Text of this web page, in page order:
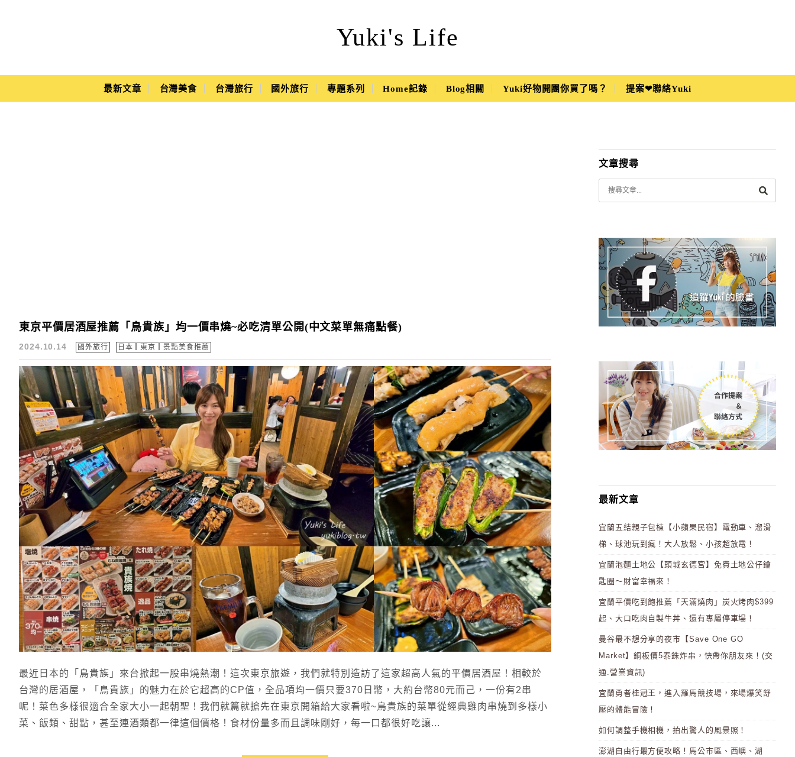
Yuki's Life
Yuki's Life
Main Menu
最新文章 台灣美食 台灣旅行 國外旅行 專題系列 Home記錄 Blog相關 Yuki好物開團你買了嗎？ 提案❤聯絡Yuki
東京平價居酒屋推薦「鳥貴族」均一價串燒~必吃清單公開(中文菜單無痛點餐)
2024.10.14 國外旅行 日本┃東京┃景點美食推薦
最近日本的「鳥貴族」來台掀起一股串燒熱潮！這次東京旅遊，我們就特別造訪了這家超高人氣的平價居酒屋！相較於
台灣的居酒屋，「鳥貴族」的魅力在於它超高的CP值，全品項均一價只要370日幣，大約台幣80元而己，一份有2串
呢！菜色多樣很適合全家大小一起朝聖！我們就篇就搶先在東京開箱給大家看啦~鳥貴族的菜單從經典雞肉串燒到多樣小
菜、飯類、甜點，甚至連酒類都一律這個價格！食材份量多而且調味剛好，每一口都很好吃讓...
文章搜尋
最新文章
宜蘭五結親子包棟【小蘋果民宿】電動車、溜滑
梯、球池玩到瘋！大人放鬆、小孩超放電！
宜蘭泡麵土地公【頭城玄德宮】免費土地公仔鑰
匙圈～財富幸福來！
宜蘭平價吃到飽推薦「天滿燒肉」炭火烤肉$399
起、大口吃肉自製牛丼、還有專屬停車場！
曼谷最不想分享的夜市【Save One GO
Market】銅板價5泰銖炸串，快帶你朋友來！(交
通.營業資訊)
宜蘭勇者桂冠王，進入羅馬競技場，來場爆笑舒
壓的體能冒險！
如何調整手機相機，拍出驚人的風景照！
澎湖自由行最方便攻略！馬公市區、西嶼、湖